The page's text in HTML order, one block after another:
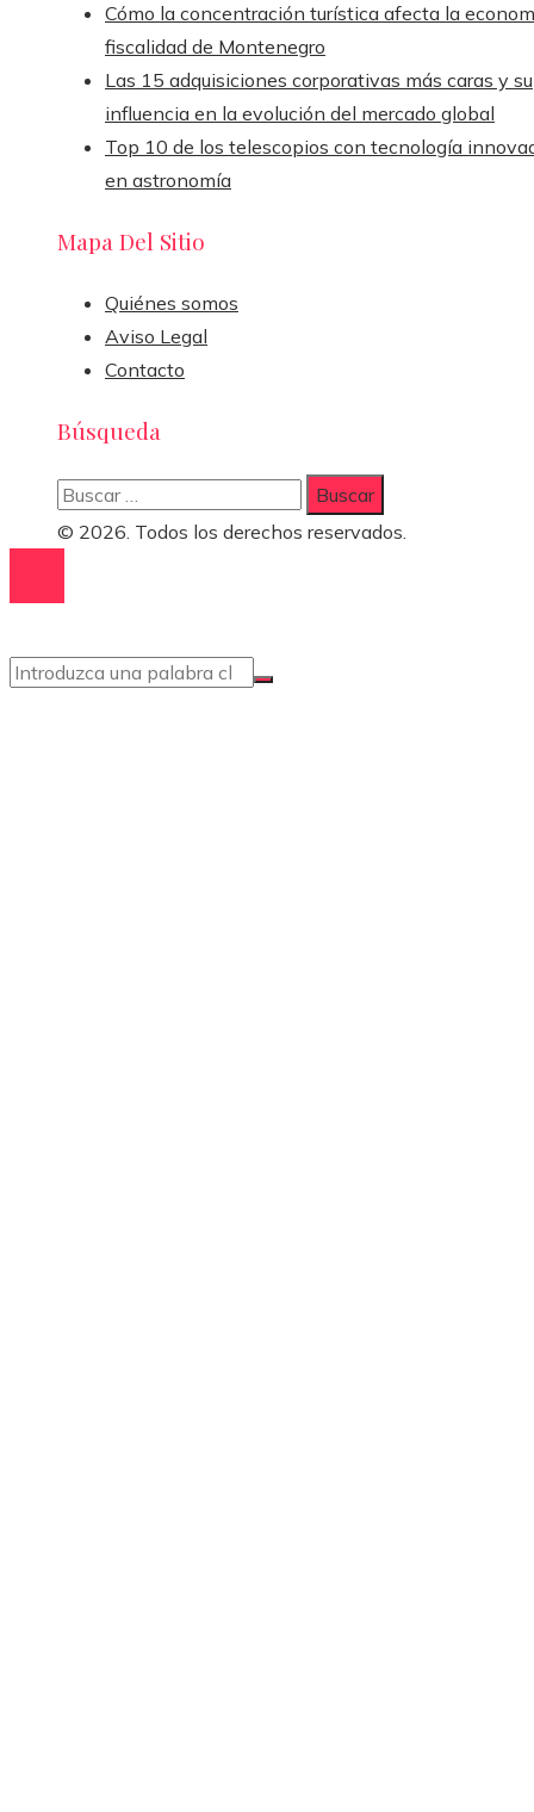
Cómo la concentración turística afecta la
fiscalidad de Montenegro
Las 15 adquisiciones corporativas más caras y su
influencia en la evolución del mercado global
Top 10 de los telescopios con tecnología
en astronomía
Mapa Del Sitio
Quiénes somos
Aviso Legal
Contacto
Búsqueda
Buscar:
© 2026. Todos los derechos reservados.